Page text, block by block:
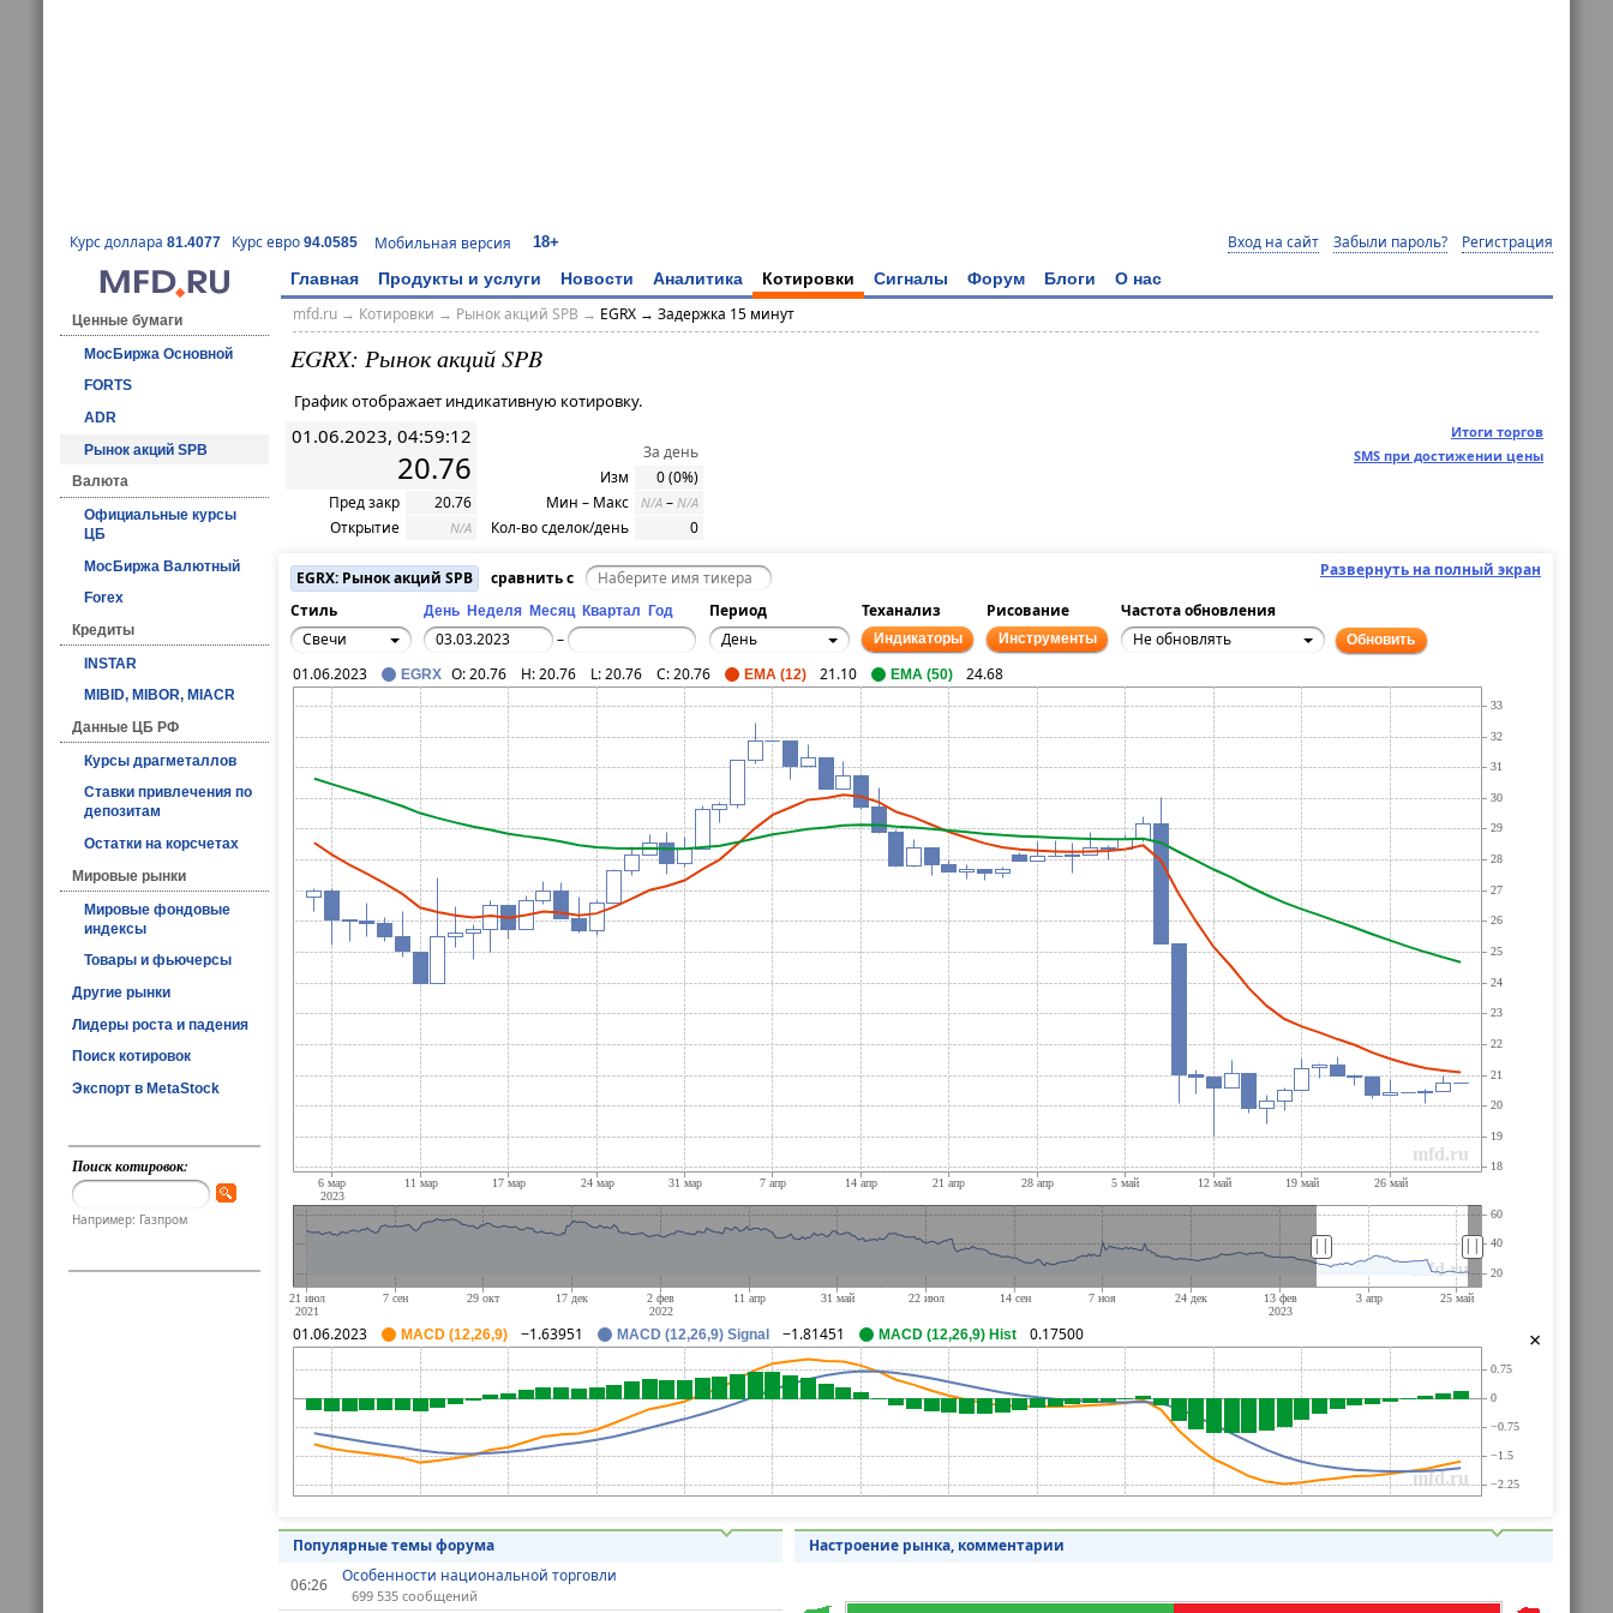
Курс доллара 81.4077 Курс евро 94.0585 Мобильная версия 18+ Вход на сайт Забыли пароль? Регистрация
Главная Продукты и услуги Новости Аналитика Котировки Сигналы Форум Блоги О нас
Ценные бумаги
МосБиржа Основной
FORTS
ADR
Рынок акций SPB
Валюта
Официальные курсы
ЦБ
МосБиржа Валютный
Forex
Кредиты
INSTAR
MIBID, MIBOR, MIACR
Данные ЦБ РФ
Курсы драгметаллов
Ставки привлечения по
депозитам
Остатки на корсчетах
Мировые рынки
Мировые фондовые
индексы
Товары и фьючерсы
Другие рынки
Лидеры роста и падения
Поиск котировок
Экспорт в MetaStock
Поиск котировок:
Например: Газпром
mfd.ru→ Котировки → Рынок акций SPB → EGRX → Задержка 15 минут
EGRX: Рынок акций SPB
График отображает индикативную котировку.
Итоги торгов
SMS при достижении цены
01.06.2023, 04:59:12
20.76
Пред закр
20.76
Открытие
N/A
За день
Изм
0 (0%)
Мин – Макс
N/A – N/A
Кол-во сделок/день 0
Развернуть на полный экран
EGRX: Рынок акций SPB
сравнить с
Стиль
День Неделя Месяц Квартал Год Период Теханализ Рисование
Частота обновления
Свечи
– День Индикаторы Инструменты Не обновлять Обновить
|| ||
×
01.06.2023 EGRX O:20.76 H:20.76 L:20.76 C:20.76 EMA (12) 21.10 EMA (50) 24.68
01.06.2023 MACD (12,26,9) −1.63951 MACD (12,26,9) Signal −1.81451 MACD (12,26,9) Hist 0.17500
Популярные темы форума
06:26
Особенности национальной торговли
699 535 сообщений
Настроение рынка, комментарии